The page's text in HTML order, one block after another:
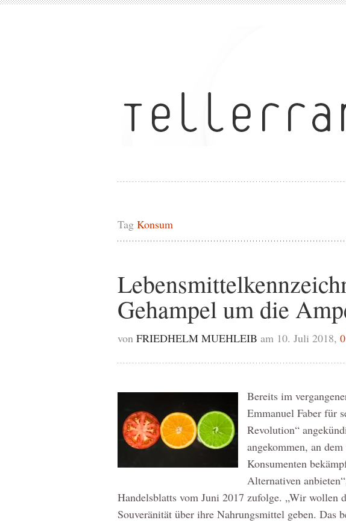
Tag Konsum
Gehampel um die
von FRIEDHELM MUEHLEIB am 10. Juli 2018,
Bereits im
Emmanuel Faber für
Revolution“
angekommen, an
Konsumenten
Alternativen
Handelsblatts vom Juni 2017 zufolge. „Wir wollen
Souveränität über ihre Nahrungsmittel geben. Das